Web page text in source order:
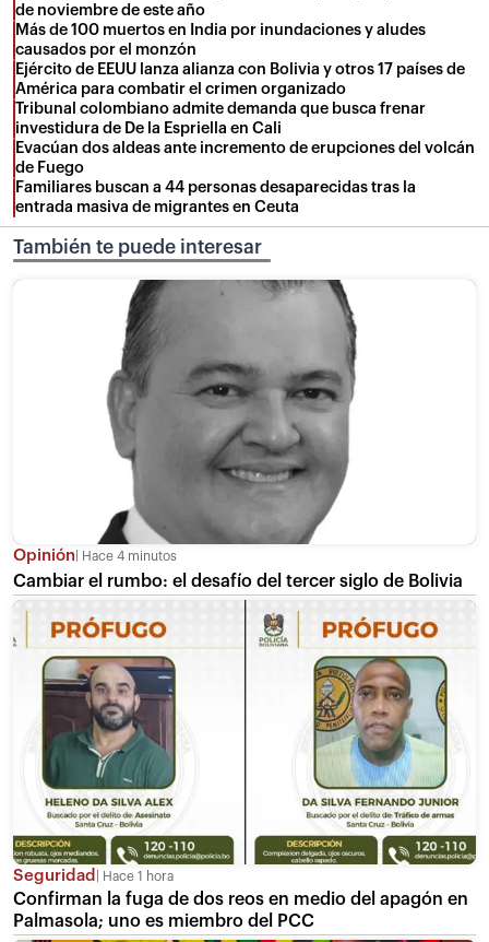
de noviembre de este año
Más de 100 muertos en India por inundaciones y aludes
causados por el monzón
Ejército de EEUU lanza alianza con Bolivia y otros 17 países de
América para combatir el crimen organizado
Tribunal colombiano admite demanda que busca frenar
investidura de De la Espriella en Cali
Evacúan dos aldeas ante incremento de erupciones del volcán
de Fuego
Familiares buscan a 44 personas desaparecidas tras la
entrada masiva de migrantes en Ceuta
También te puede interesar
Opinión Hace 4 minutos
Cambiar el rumbo: el desafío del tercer siglo de Bolivia
Seguridad Hace 1 hora
Confirman la fuga de dos reos en medio del apagón en
Palmasola; uno es miembro del PCC